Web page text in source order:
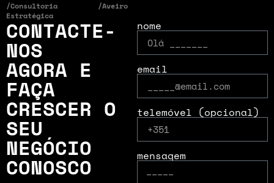
CONTACTE-
NOS
AGORA E
FAÇA
CRESCER O
SEU
NEGÓCIO
CONOSCO
/Consultoria
Estratégica
/Aveiro
nome
email
telemóvel (opcional)
mensagem